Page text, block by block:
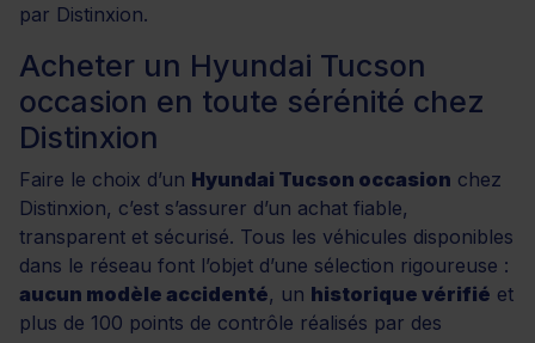
par Distinxion.
Acheter un Hyundai Tucson
occasion en toute sérénité chez
Distinxion
Faire le choix d’un Hyundai Tucson occasion chez
Distinxion, c’est s’assurer d’un achat fiable,
transparent et sécurisé. Tous les véhicules disponibles
dans le réseau font l’objet d’une sélection rigoureuse :
aucun modèle accidenté, un historique vérifié et
plus de 100 points de contrôle réalisés par des